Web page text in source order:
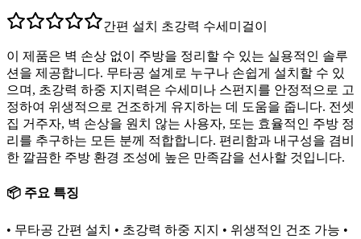
간편 설치 초강력 수세미걸이
이 제품은 벽 손상 없이 주방을 정리할 수 있는 실용적인 솔루
션을 제공합니다. 무타공 설계로 누구나 손쉽게 설치할 수 있
으며, 초강력 하중 지지력은 수세미나 스펀지를 안정적으로 고
정하여 위생적으로 건조하게 유지하는 데 도움을 줍니다. 전셋
집 거주자, 벽 손상을 원치 않는 사용자, 또는 효율적인 주방 정
리를 추구하는 모든 분께 적합합니다. 편리함과 내구성을 겸비
한 깔끔한 주방 환경 조성에 높은 만족감을 선사할 것입니다.
📦 주요 특징
• 무타공 간편 설치 • 초강력 하중 지지 • 위생적인 건조 가능 •